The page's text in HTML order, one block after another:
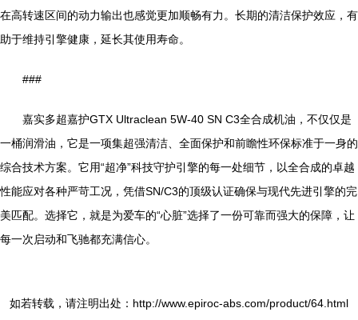
在高转速区间的动力输出也感觉更加顺畅有力。长期的清洁保护效应，有
助于维持引擎健康，延长其使用寿命。
###
嘉实多超嘉护GTX Ultraclean 5W-40 SN C3全合成机油，不仅仅是
一桶润滑油，它是一项集超强清洁、全面保护和前瞻性环保标准于一身的
综合技术方案。它用“超净”科技守护引擎的每一处细节，以全合成的卓越
性能应对各种严苛工况，凭借SN/C3的顶级认证确保与现代先进引擎的完
美匹配。选择它，就是为爱车的“心脏”选择了一份可靠而强大的保障，让
每一次启动和飞驰都充满信心。
如若转载，请注明出处：http://www.epiroc-abs.com/product/64.html